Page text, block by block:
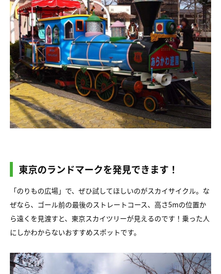
東京のランドマークを発見できます！
「のりもの広場」で、ぜひ試してほしいのがスカイサイクル。な
ぜなら、ゴール前の最後のストレートコース、高さ5mの位置か
ら遠くを見渡すと、東京スカイツリーが見えるのです！乗った人
にしかわからないおすすめスポットです。